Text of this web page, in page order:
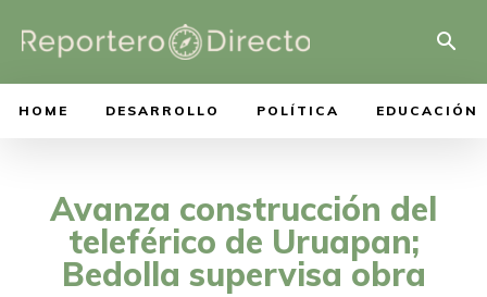
HOME DESARROLLO POLÍTICA EDUCACIÓN
Avanza construcción del
teleférico de Uruapan;
Bedolla supervisa obra